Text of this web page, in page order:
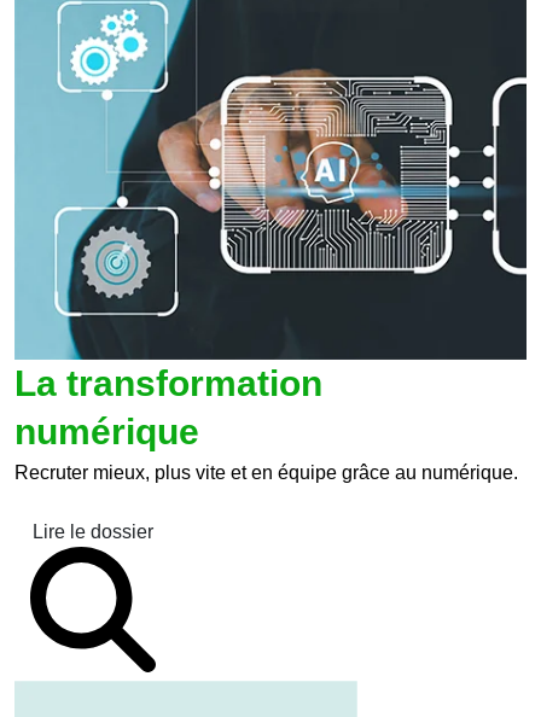
La transformation
numérique
Recruter mieux, plus vite et en équipe grâce au numérique.
Lire le dossier